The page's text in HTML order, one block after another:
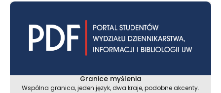
Granice myślenia
Wspólna granica, jeden język, dwa kraje, podobne akcenty.